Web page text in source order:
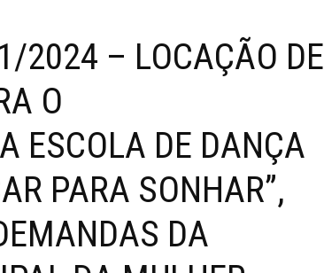
2024 – LOCAÇÃO DE
O
ESCOLA DE DANÇA
PARA SONHAR”,
DA